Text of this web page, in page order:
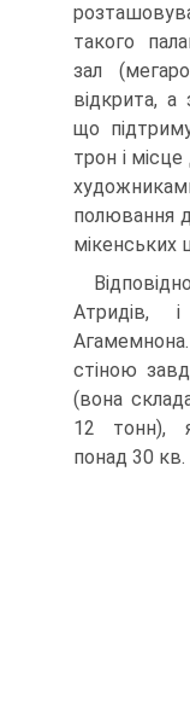
такого
зал
відкрита, а
що
трон і
полювання
мікенських
Атридів,
стіною
(вона
12 тонн),
понад 30 кв.